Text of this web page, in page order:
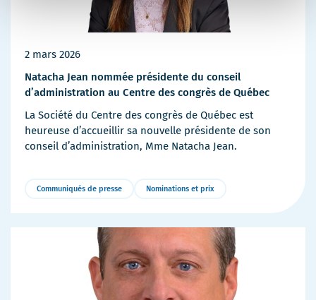
2 mars 2026
Natacha Jean nommée présidente du conseil
d’administration au Centre des congrès de Québec
La Société du Centre des congrès de Québec est
heureuse d’accueillir sa nouvelle présidente de son
conseil d’administration, Mme Natacha Jean.
Communiqués de presse Nominations et prix
Plus